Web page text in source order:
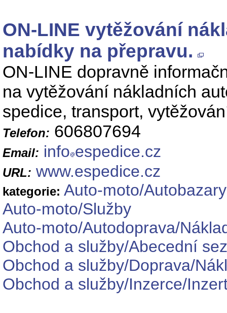
ON-LINE vytěžování
nabídky na přepravu.
ON-LINE dopravně
na vytěžování nákladních
spedice, transport,
Telefon: 606807694
Email: info espedice.cz
URL: www.espedice.cz
kategorie: Auto-moto/Autobazary
Auto-moto/Služby
Auto-moto/Autodoprava/
Obchod a služby/Abecední
Obchod a služby/Doprava/
Obchod a služby/Inzerce/